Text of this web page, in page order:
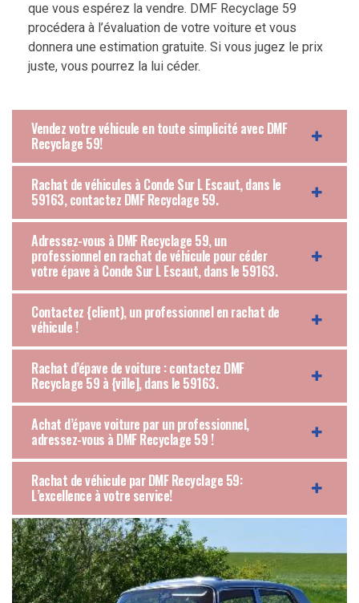
que vous espérez la vendre. DMF Recyclage 59
procédera à l’évaluation de votre voiture et vous
donnera une estimation gratuite. Si vous jugez le prix
juste, vous pourrez la lui céder.
Vendez votre véhicule en toute simplicité avec DMF
Recyclage 59!
Rachat de véhicules à Conde Sur L Escaut, dans le
59163, contactez DMF Recyclage 59.
Adressez-vous à DMF Recyclage 59, un
professionnel en rachat de véhicule pour céder
votre épave à Conde Sur L Escaut, dans le 59163.
Contactez {client), un professionnel en rachat de
véhicule !
Rachat d’épave de voiture : contactez DMF
Recyclage 59 à {ville], dans le 59163.
Achat d’épave voiture par un professionnel,
adressez-vous à DMF Recyclage 59 !
Rachat de véhicule par DMF Recyclage 59:
L’excellence à votre service!